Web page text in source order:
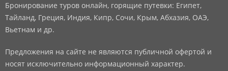
Бронирование туров онлайн, горящие путевки: Египет,
Тайланд, Греция, Индия, Кипр, Сочи, Крым, Абхазия, ОАЭ,
Вьетнам и др.
Предложения на сайте не являются публичной офертой и
носят исключительно информационный характер.